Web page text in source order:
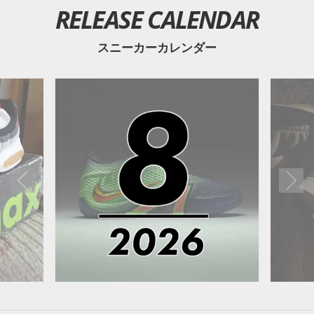
RELEASE CALENDAR
スニーカーカレンダー